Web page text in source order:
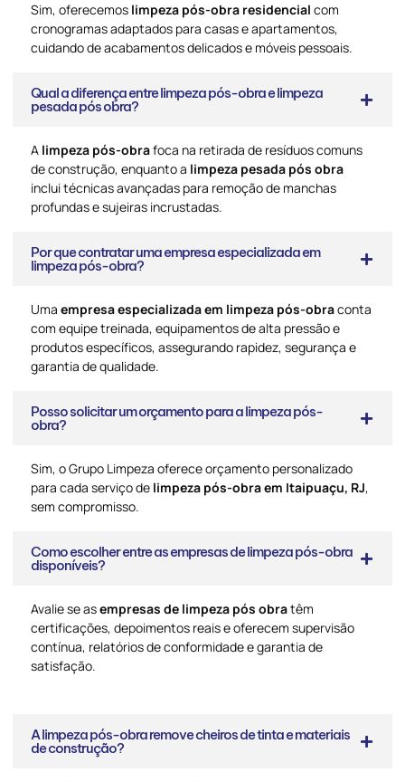
Sim, oferecemos limpeza pós-obra residencial com
cronogramas adaptados para casas e apartamentos,
cuidando de acabamentos delicados e móveis pessoais.
Qual a diferença entre limpeza pós-obra e limpeza
pesada pós obra?
A limpeza pós-obrafoca na retirada de resíduos comuns
de construção, enquanto a limpeza pesada pós obra
inclui técnicas avançadas para remoção de manchas
profundas e sujeiras incrustadas.
Por que contratar uma empresa especializada em
limpeza pós-obra?
Uma empresa especializada em limpeza pós-obraconta
com equipe treinada, equipamentos de alta pressão e
produtos específicos, assegurando rapidez, segurança e
garantia de qualidade.
Posso solicitar um orçamento para a limpeza pós-
obra?
Sim, o Grupo Limpeza oferece orçamento personalizado
para cada serviço de limpeza pós-obra em Itaipuaçu, RJ,
sem compromisso.
Como escolher entre as empresas de limpeza pós-obra
disponíveis?
Avalie se asempresas de limpeza pós obratêm
certificações, depoimentos reais e oferecem supervisão
contínua, relatórios de conformidade e garantia de
satisfação.
A limpeza pós-obra remove cheiros de tinta e materiais
de construção?